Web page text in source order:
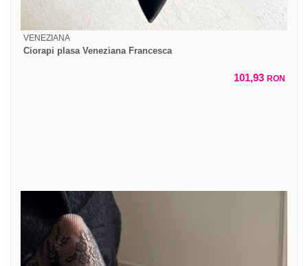
VENEZIANA
Ciorapi plasa Veneziana Francesca
101,93 RON